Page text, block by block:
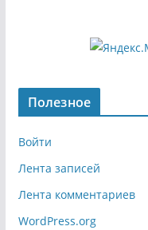
Полезное
Войти
Лента записей
Лента комментариев
WordPress.org